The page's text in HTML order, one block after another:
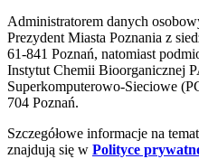
Administratorem danych
Prezydent Miasta Poznania z
61-841 Poznań, natomiast
Instytut Chemii Bioorganicznej
Superkomputerowo-Sieciowe
704 Poznań.
Szczegółowe informacje na
znajdują się w Polityce